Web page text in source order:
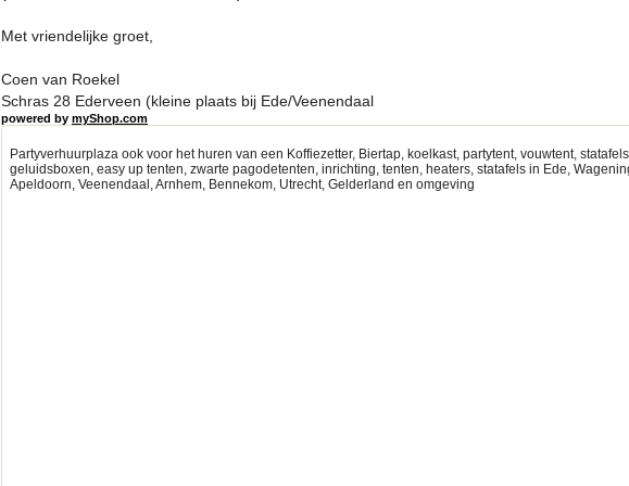
Met vriendelijke groet,
Coen van Roekel
Schras 28 Ederveen (kleine plaats bij Ede/Veenendaal
powered by myShop.com
Partyverhuurplaza ook voor het huren van een Koffiezetter, Biertap, koelkast, partytent, vouwtent,
geluidsboxen, easy up tenten, zwarte pagodetenten, inrichting, tenten, heaters, statafels in Ede,
Apeldoorn, Veenendaal, Arnhem, Bennekom, Utrecht, Gelderland en omgeving